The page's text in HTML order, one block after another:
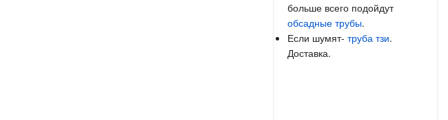
больше всего подойдут
обсадные трубы.
Если шумят-труба тзи.
Доставка.